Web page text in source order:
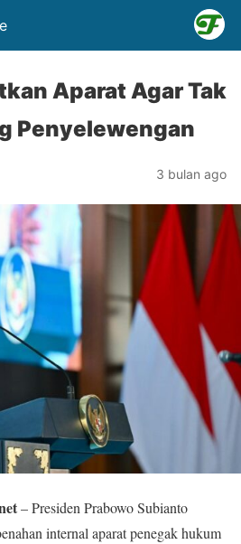
Aparat Agar Tak
Penyelewengan
3 bulan ago
– Presiden Prabowo Subianto
internal aparat penegak hukum